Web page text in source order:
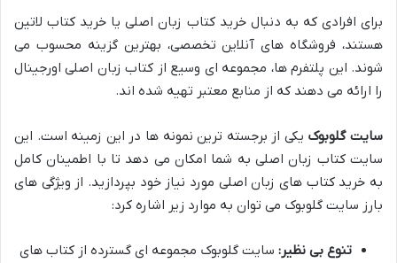
برای افرادی که به دنبال خرید کتاب زبان اصلی یا خرید کتاب لاتین
هستند، فروشگاه های آنلاین تخصصی، بهترین گزینه محسوب می
شوند. این پلتفرم ها، مجموعه ای وسیع از کتاب زبان اصلی اورجینال
را ارائه می دهند که از منابع معتبر تهیه شده اند.
سایت گلوبوک یکی از برجسته ترین نمونه ها در این زمینه است. این
سایت کتاب زبان اصلی به شما امکان می دهد تا با اطمینان کامل
به خرید کتاب های زبان اصلی مورد نیاز خود بپردازید. از ویژگی های
بارز سایت گلوبوک می توان به موارد زیر اشاره کرد:
تنوع بی نظیر: سایت گلوبوک مجموعه ای گسترده از کتاب های